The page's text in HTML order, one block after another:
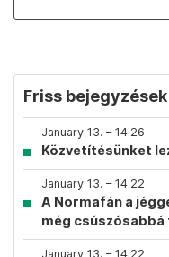
Friss bejegyzések
January 13. – 14:26
Közvetítésünket
January 13. – 14:22
A Normafán a
még
January 13. – 14:22